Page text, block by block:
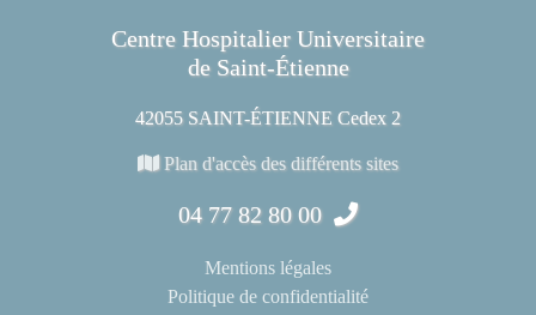
Centre Hospitalier Universitaire
de Saint-Étienne
42055 SAINT-ÉTIENNE Cedex 2
Plan d'accès des différents sites
04 77 82 80 00
Mentions légales
Politique de confidentialité